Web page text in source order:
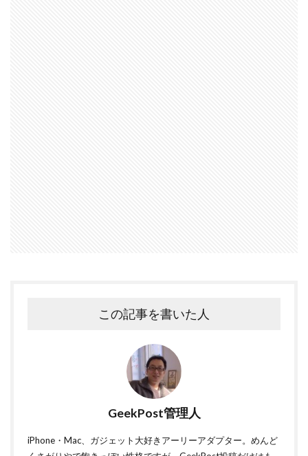
この記事を書いた人
GeekPost管理人
iPhone・Mac、ガジェット大好きアーリーアダプター。めんど